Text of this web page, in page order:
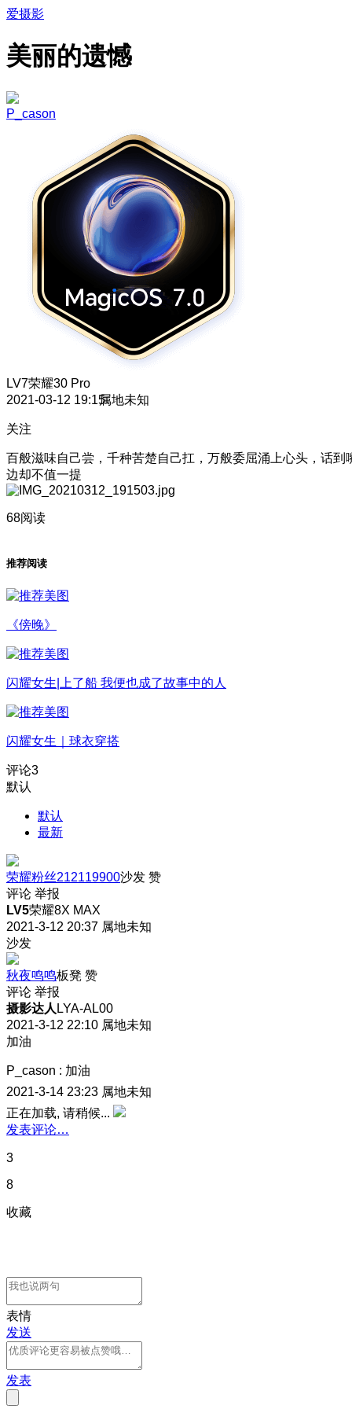
爱摄影
美丽的遗憾
P_cason
LV7荣耀30 Pro
2021-03-12 19:15属地未知
关注
百般滋味自己尝，千种苦楚自己扛，万般委屈涌上心头，话到
边却不值一提
68阅读
推荐阅读
《傍晚》
闪耀女生|上了船 我便也成了故事中的人
闪耀女生｜球衣穿搭
评论3
默认
默认
最新
荣耀粉丝212119900沙发 赞
评论 举报
LV5荣耀8X MAX
2021-3-12 20:37 属地未知
沙发
秋夜鸣鸣板凳 赞
评论 举报
摄影达人 LYA-AL00
2021-3-12 22:10 属地未知
加油
P_cason : 加油
2021-3-14 23:23 属地未知
正在加载, 请稍候...
发表评论…
3
8
收藏
表情
发送
发表